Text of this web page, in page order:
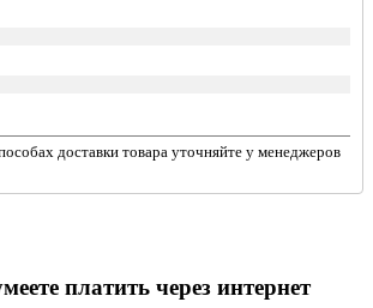
доставки товара уточняйте у менеджеров
платить через интернет